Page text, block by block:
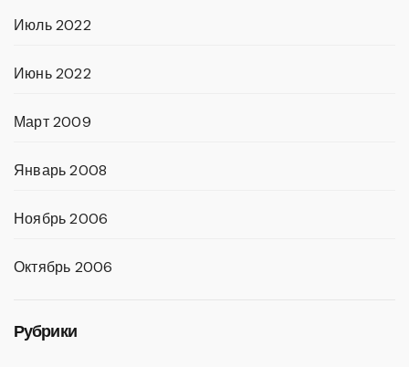
Июль 2022
Июнь 2022
Март 2009
Январь 2008
Ноябрь 2006
Октябрь 2006
Рубрики